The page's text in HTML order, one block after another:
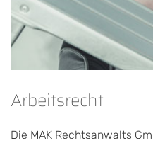
Arbeitsrecht
Die MAK Rechtsanwalts